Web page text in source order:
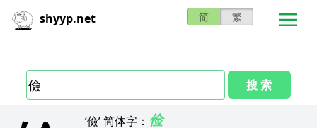
shyyp.net 简 繁
搜 索
‘儉’简体字： 俭